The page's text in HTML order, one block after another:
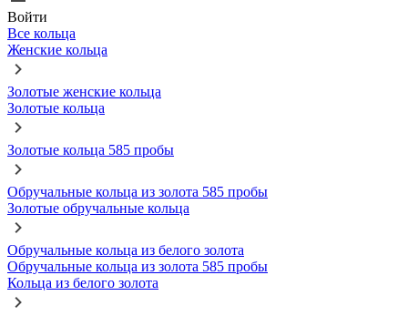
Войти
Все кольца
Женские кольца
Золотые женские кольца
Золотые кольца
Золотые кольца 585 пробы
Обручальные кольца из золота 585 пробы
Золотые обручальные кольца
Обручальные кольца из белого золота
Обручальные кольца из золота 585 пробы
Кольца из белого золота